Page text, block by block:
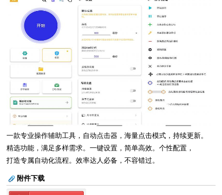
一款专业操作辅助工具，自动点击器，海量点击模式，持续更新。
精选功能，满足多样需求。一键设置，简单高效。个性配置，
打造专属自动化流程。效率达人必备，不容错过。
附件下载